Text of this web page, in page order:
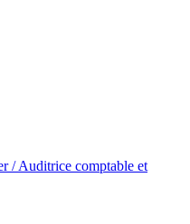
/ Auditrice comptable et